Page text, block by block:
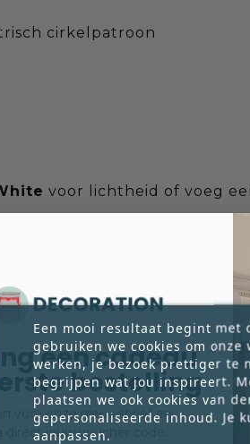
cirkelpatroon
voor lichtheid of voeg
op maat met deze stof?
styliste@brendabaart.com.
Een mooi resultaat begint met
gebruiken we cookies om
werken, je bezoek prettiger te
begrijpen wat jou inspireert.
plaatsen we ook cookies van
gepersonaliseerde inhoud. Je
aanpassen.
een cadeau
bestelling
voor onze nieuwsbrief en
jouw voucher code.